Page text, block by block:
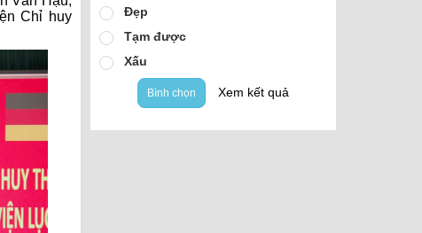
Chỉ huy
Đẹp
Tạm được
Xấu
Bình chọn Xem kết quả